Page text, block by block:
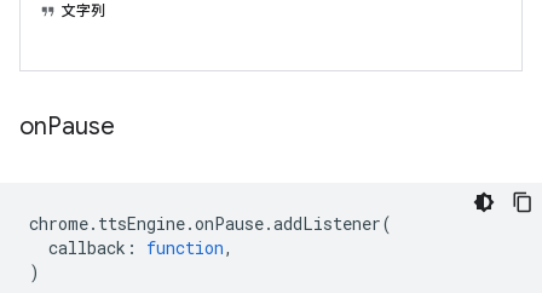
文字列
onPause
chrome. ttsEngine.onPause.addListener(
callback : function,
)